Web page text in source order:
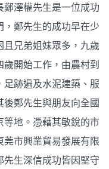
澤權先生是一位成功
鄭先生的成功早在少
兄弟姐妹眾多，九歲
開始工作，由農村到
跡遍及水泥建築、服
鄭先生與朋友向全國
地。憑藉其敏銳的市
市興業貿易發展有限
生深信成功皆因堅守